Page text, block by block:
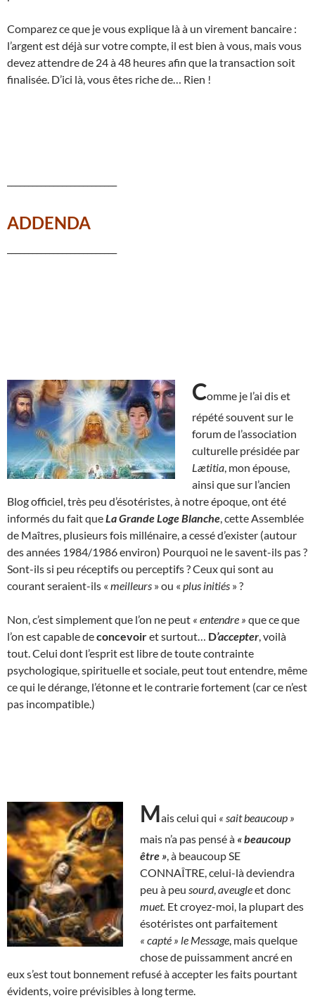
Comparez ce que je vous explique là à un virement bancaire :
l’argent est déjà sur votre compte, il est bien à vous, mais vous
devez attendre de 24 à 48 heures afin que la transaction soit
finalisée. D’ici là, vous êtes riche de… Rien !
ADDENDA
Comme je l’ai dis et
répété souvent sur le
forum de l’association
culturelle présidée par
Lætitia , mon épouse,
ainsi que sur l’ancien
Blog officiel, très peu d’ésotéristes, à notre époque, ont été
informés du fait queLa Grande Loge Blanche , cette Assemblée
de Maîtres, plusieurs fois millénaire, a cessé d’exister (autour
des années 1984/1986 environ) Pourquoi ne le savent-ils pas ?
Sont-ils si peu réceptifs ou perceptifs ? Ceux qui sont au
courant seraient-ils « meilleurs » ou « plus initiés » ?
Non, c’est simplement que l’on ne peut « entendre » que ce que
l’on est capable deconcevoiret surtout… D’accepter , voilà
tout. Celui dont l’esprit est libre de toute contrainte
psychologique, spirituelle et sociale, peut tout entendre, même
ce qui le dérange, l’étonne et le contrarie fortement (car ce n’est
pas incompatible.)
Mais celui qui « sait beaucoup »
mais n’a pas pensé à « beaucoup
être » , à beaucoup SE
CONNAÎTRE, celui-là deviendra
peu à peu sourd, aveugleet donc
muet. Et croyez-moi, la plupart des
ésotéristes ont parfaitement
« capté » le Message , mais quelque
chose de puissamment ancré en
eux s’est tout bonnement refusé à accepter les faits pourtant
évidents, voire prévisibles à long terme.